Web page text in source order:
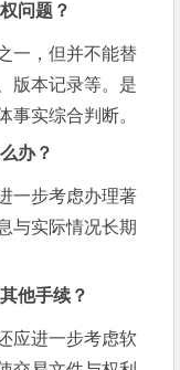
问题？
一，但并不能替
版本记录等。是
事实综合判断。
办？
一步考虑办理著
与实际情况长期
他手续？
应进一步考虑软